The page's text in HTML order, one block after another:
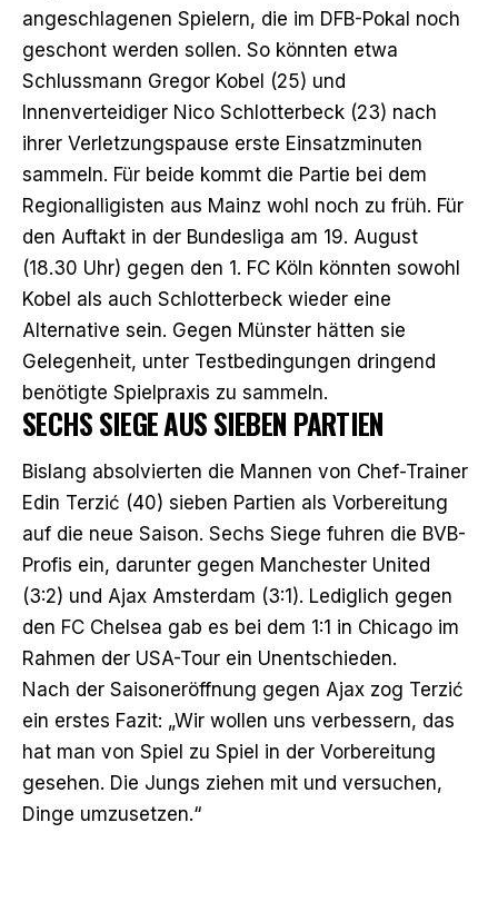
angeschlagenen Spielern, die im DFB-Pokal noch
geschont werden sollen. So könnten etwa
Schlussmann Gregor Kobel (25) und
Innenverteidiger Nico Schlotterbeck (23) nach
ihrer Verletzungspause erste Einsatzminuten
sammeln. Für beide kommt die Partie bei dem
Regionalligisten aus Mainz wohl noch zu früh. Für
den Auftakt in der Bundesliga am 19. August
(18.30 Uhr) gegen den 1. FC Köln könnten sowohl
Kobel als auch Schlotterbeck wieder eine
Alternative sein. Gegen Münster hätten sie
Gelegenheit, unter Testbedingungen dringend
benötigte Spielpraxis zu sammeln.
SECHS SIEGE AUS SIEBEN PARTIEN
Bislang absolvierten die Mannen von Chef-Trainer
Edin Terzić (40) sieben Partien als Vorbereitung
auf die neue Saison. Sechs Siege fuhren die BVB-
Profis ein, darunter gegen Manchester United
(3:2) und Ajax Amsterdam (3:1). Lediglich gegen
den FC Chelsea gab es bei dem 1:1 in Chicago im
Rahmen der USA-Tour ein Unentschieden.
Nach der Saisoneröffnung gegen Ajax zog Terzić
ein erstes Fazit: „Wir wollen uns verbessern, das
hat man von Spiel zu Spiel in der Vorbereitung
gesehen. Die Jungs ziehen mit und versuchen,
Dinge umzusetzen.“